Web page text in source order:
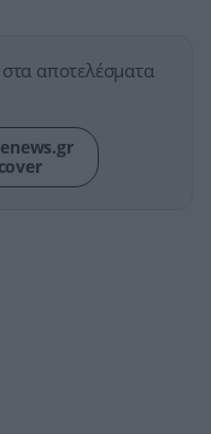
αποτελέσματα